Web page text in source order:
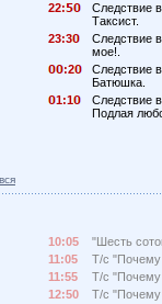
22:
Следствие
Таксист.
23:3
Следствие
мое!.
:2
Следствие
Батюшка.
1:1
Следствие
Подлая
вся
10:05
"Шесть
11:05
Т/с
11:55
Т/с
12:50
Т/с